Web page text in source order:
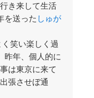
き来して生活
を送った しゅが
笑い楽しく過
昨年、個人的に
は東京に来て
張させぼ通